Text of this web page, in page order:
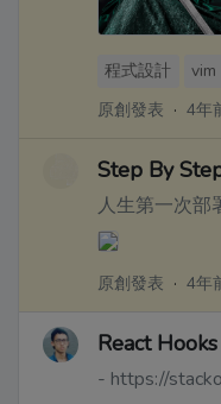
程式設計 vim
原創發表 · 4年
Step By
人生第一次部
原創發表 · 4年
React